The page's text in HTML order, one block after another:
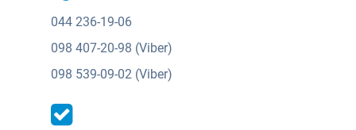
044 236-19-06
098 407-20-98 (Viber)
098 539-09-02 (Viber)